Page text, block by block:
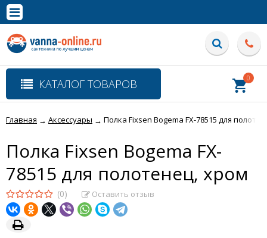
Полная версия сайта
КАТАЛОГ ТОВАРОВ 0
Главная → Аксессуары → Полка Fixsen Bogema FX-78515 для
Полка Fixsen Bogema FX-
78515 для полотенец, хром
(0) Оставить отзыв